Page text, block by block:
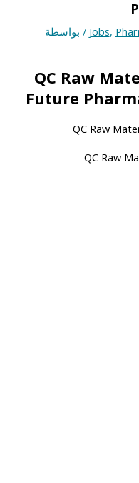
Jobs,
/ بواسطة
QC Raw
Future
QC Raw